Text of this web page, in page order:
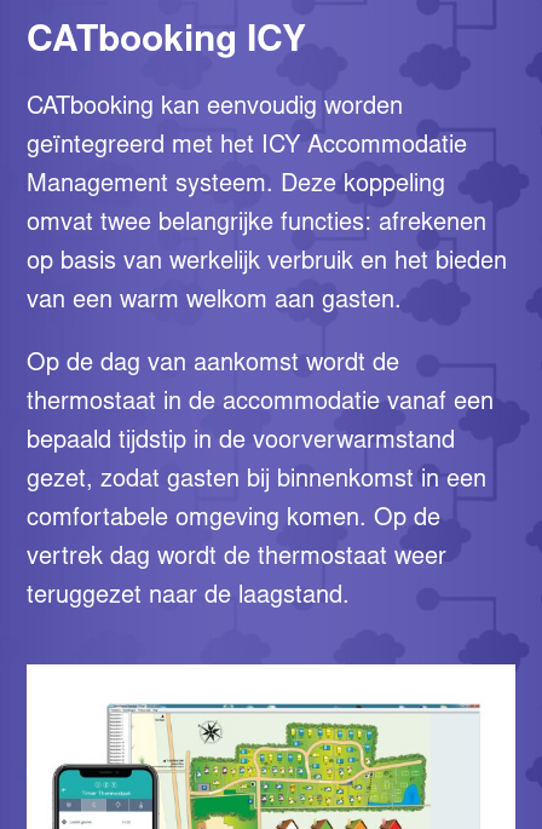
CATbooking ICY
CATbooking kan eenvoudig worden
geïntegreerd met het ICY Accommodatie
Management systeem. Deze koppeling
omvat twee belangrijke functies: afrekenen
op basis van werkelijk verbruik en het bieden
van een warm welkom aan gasten.
Op de dag van aankomst wordt de
thermostaat in de accommodatie vanaf een
bepaald tijdstip in de voorverwarmstand
gezet, zodat gasten bij binnenkomst in een
comfortabele omgeving komen. Op de
vertrek dag wordt de thermostaat weer
teruggezet naar de laagstand.